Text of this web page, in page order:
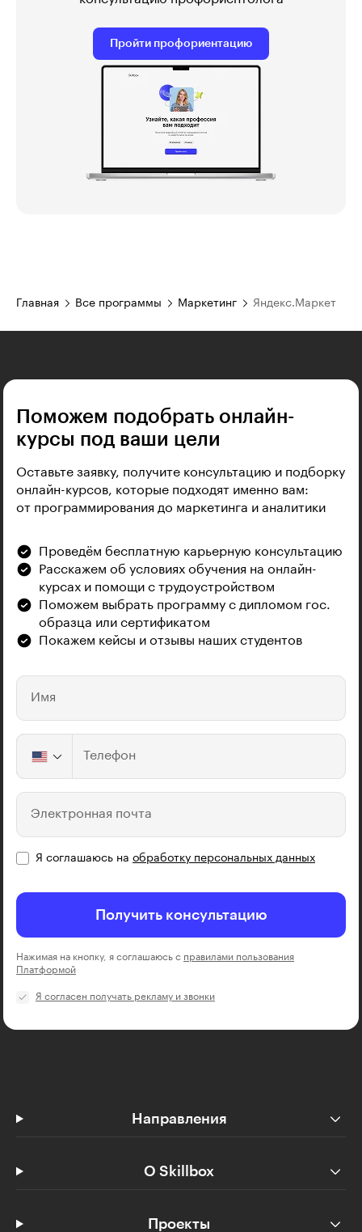
Пройти профориентацию
Главная Все программы Маркетинг Яндекс.Маркет
Поможем подобрать онлайн-
курсы под ваши цели
Оставьте заявку, получите консультацию и подборку
онлайн-курсов, которые подходят именно вам:
от программирования до маркетинга и аналитики
Проведём бесплатную карьерную консультацию
Расскажем об условиях обучения на онлайн-
курсах и помощи с трудоустройством
Поможем выбрать программу с дипломом гос.
образца или сертификатом
Покажем кейсы и отзывы наших студентов
Имя
Телефон
Электронная почта
Я соглашаюсь на обработку персональных данных
Получить консультацию
Нажимая на кнопку, я соглашаюсь с правилами пользования
Платформой
Я согласен получать рекламу и звонки
Направления
О Skillbox
Проекты